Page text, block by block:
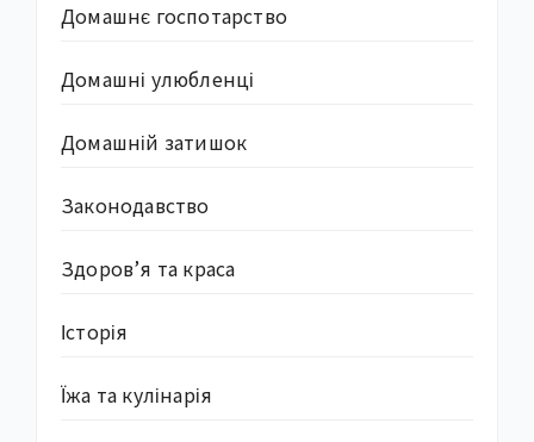
Домашнє госпотарство
Домашні улюбленці
Домашній затишок
Законодавство
Здоров’я та краса
Історія
Їжа та кулінарія